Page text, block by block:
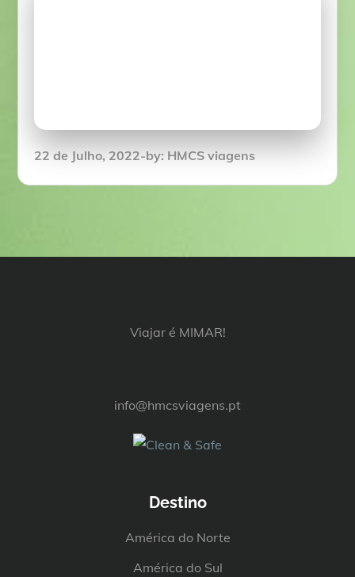
Posted
22 de Julho, 2022 by: HMCS viagens
Viajar é MIMAR!
info@hmcsviagens.pt
Destino
América do Norte
América do Sul